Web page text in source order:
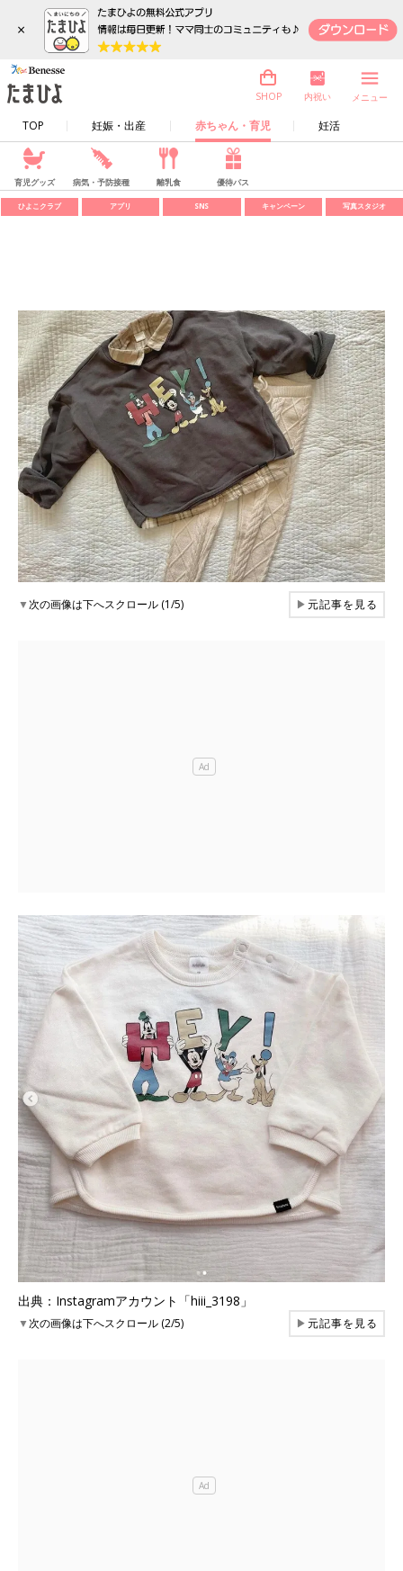
×
TOP 妊娠・出産 赤ちゃん・育児 妊活
SHOP 内祝い メニュー
育児グッズ 病気・予防接種 離乳食 優待パス
ひよこクラブ アプリ SNS キャンペーン 写真スタジオ
▼次の画像は下へスクロール (1/5) ▶元記事を見る
出典：Instagramアカウント「hiii_3198」
▼次の画像は下へスクロール (2/5) ▶元記事を見る